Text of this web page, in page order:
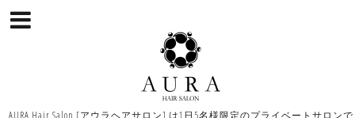
AURA Hair Salon [アウラヘアサロン] は1日5名様限定のプライベートサロンで